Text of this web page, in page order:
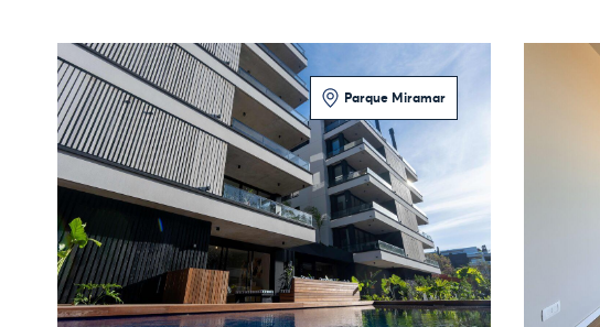
Parque Miramar
1 Dormitorio